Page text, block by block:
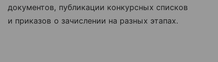
документов, публикации конкурсных списков
и приказов о зачислении на разных этапах.